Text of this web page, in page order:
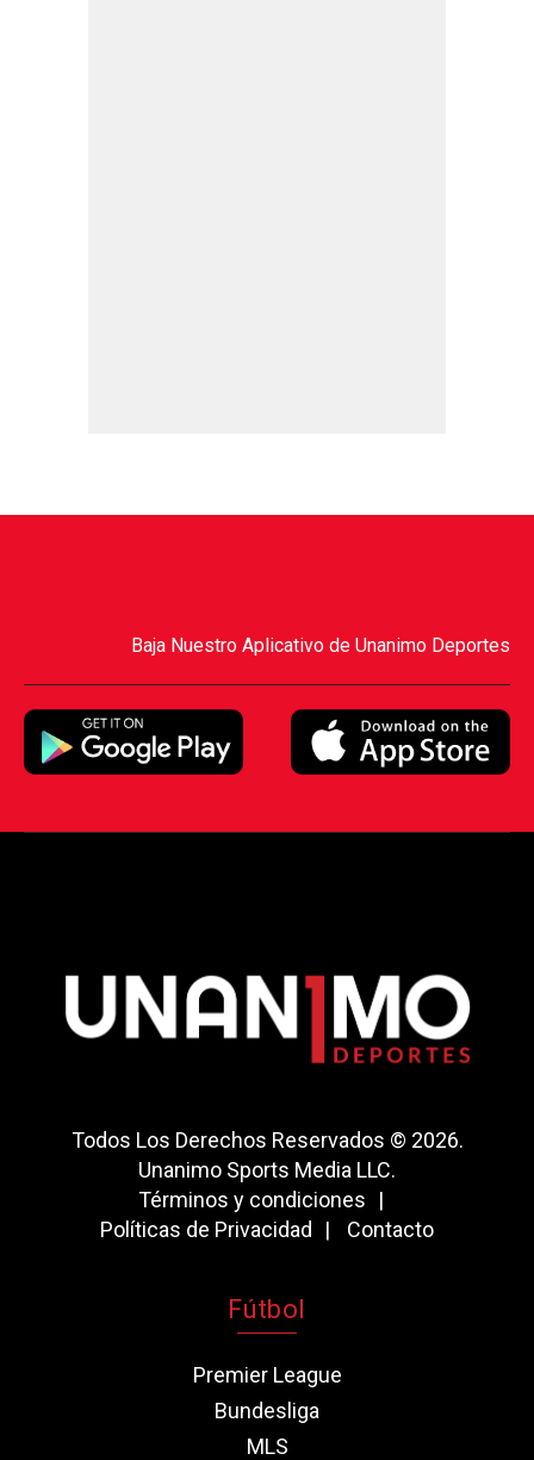
Baja Nuestro Aplicativo de Unanimo Deportes
Todos Los Derechos Reservados © 2026.
Unanimo Sports Media LLC.
Términos y condiciones
Políticas de Privacidad
Contacto
Fútbol
Premier League
Bundesliga
MLS